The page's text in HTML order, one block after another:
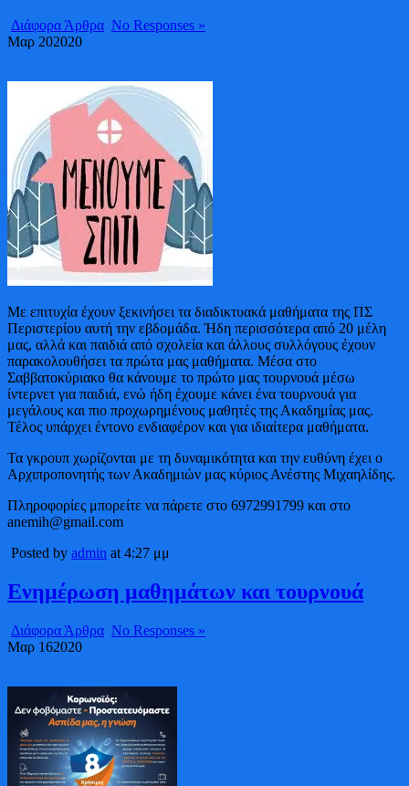
Διάφορα Άρθρα No Responses »
Μαρ 202020
Με επιτυχία έχουν ξεκινήσει τα διαδικτυακά μαθήματα της ΠΣ
Περιστερίου αυτή την εβδομάδα. Ήδη περισσότερα από 20 μέλη
μας, αλλά και παιδιά από σχολεία και άλλους συλλόγους έχουν
παρακολουθήσει τα πρώτα μας μαθήματα. Μέσα στο
Σαββατοκύριακο θα κάνουμε το πρώτο μας τουρνουά μέσω
ίντερνετ για παιδιά, ενώ ήδη έχουμε κάνει ένα τουρνουά για
μεγάλους και πιο προχωρημένους μαθητές της Ακαδημίας μας.
Τέλος υπάρχει έντονο ενδιαφέρον και για ιδιαίτερα μαθήματα.
Τα γκρουπ χωρίζονται με τη δυναμικότητα και την ευθύνη έχει ο
Αρχιπροπονητής των Ακαδημιών μας κύριος Ανέστης Μιχαηλίδης.
Πληροφορίες μπορείτε να πάρετε στο 6972991799 και στο
anemih@gmail.com
Posted by admin at 4:27 μμ
Ενημέρωση μαθημάτων και τουρνουά
Διάφορα Άρθρα No Responses »
Μαρ 162020